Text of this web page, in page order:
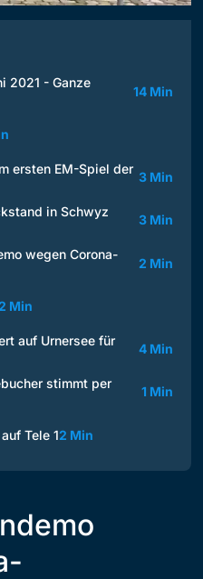
2021 - Ganze
14 Min
ersten EM-Spiel der
3 Min
in Schwyz
3 Min
wegen Corona-
2 Min
Min
auf Urnersee für
4 Min
stimmt per
1 Min
Tele 12 Min